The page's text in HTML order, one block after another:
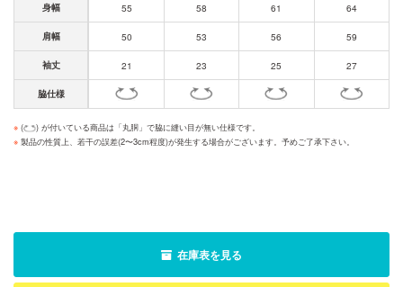
身幅 55 58 61 64
肩幅 50 53 56 59
袖丈 21 23 25 27
脇仕様
※ (
) が付いている商品は「丸胴」で脇に縫い目が無い仕様です。
※ 製品の性質上、若干の誤差(2〜3cm程度)が発生する場合がございます。予めご了承下さい。
在庫表を見る